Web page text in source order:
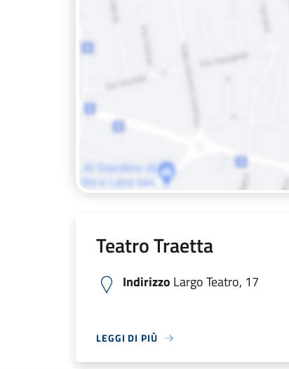
Teatro Traetta
Indirizzo Largo Teatro, 17
LEGGI DI PIÙ